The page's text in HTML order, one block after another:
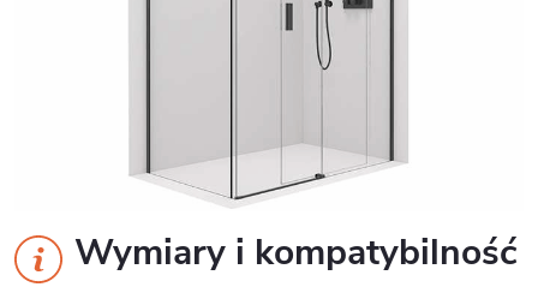
Wymiary i kompatybilność